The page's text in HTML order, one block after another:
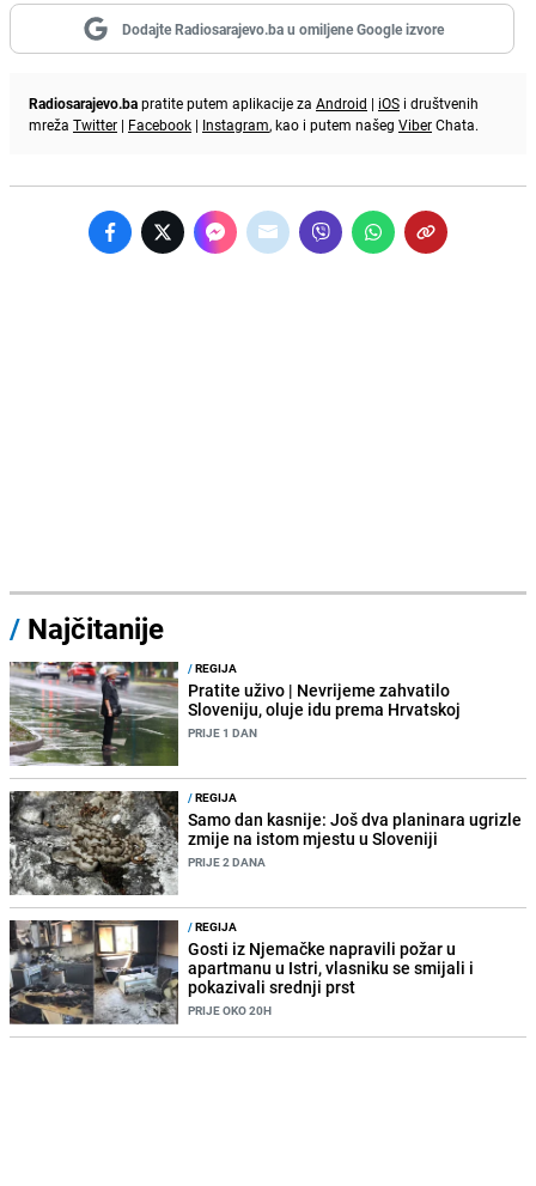
Dodajte Radiosarajevo.ba u omiljene Google izvore
Radiosarajevo.bapratite putem aplikacije za Android | iOS i društvenih
mreža Twitter | Facebook | Instagram, kao i putem našeg ViberChata.
/ Najčitanije
/REGIJA
Pratite uživo | Nevrijeme zahvatilo
Sloveniju, oluje idu prema Hrvatskoj
PRIJE 1 DAN
/REGIJA
Samo dan kasnije: Još dva planinara ugrizle
zmije na istom mjestu u Sloveniji
PRIJE 2 DANA
/REGIJA
Gosti iz Njemačke napravili požar u
apartmanu u Istri, vlasniku se smijali i
pokazivali srednji prst
PRIJE OKO 20H